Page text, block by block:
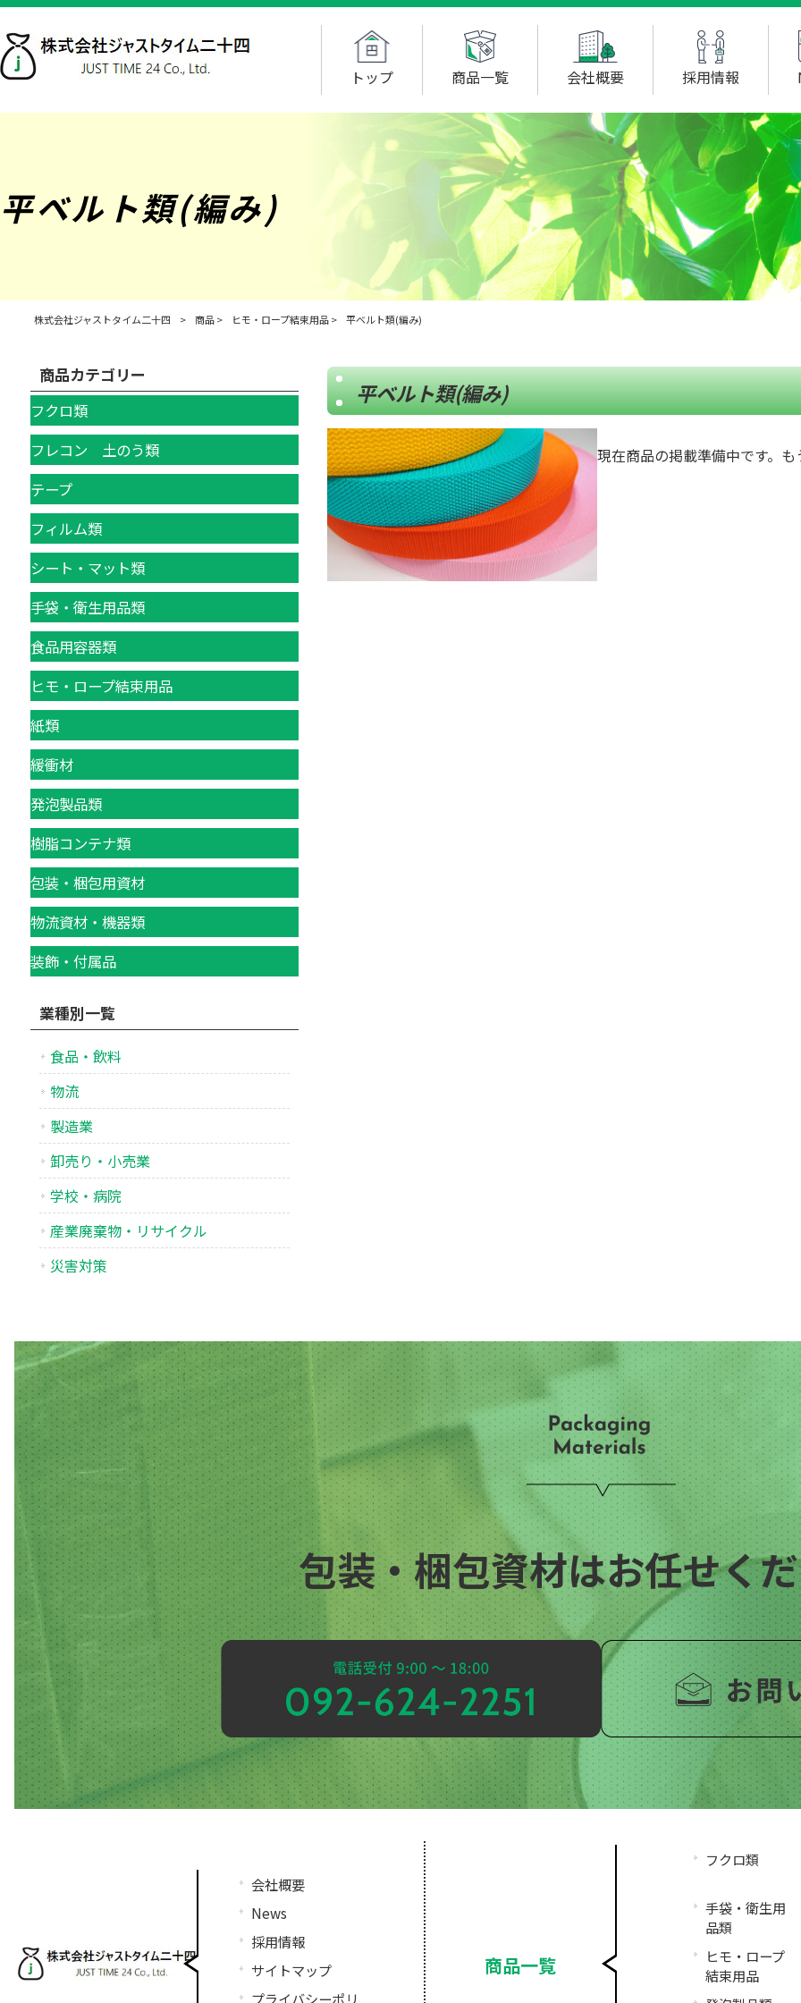
トップ 商品一覧 会社概要 採用情報
平ベルト類(編み)
株式会社ジャストタイム二十四 > 商品> ヒモ・ロープ結束用品> 平ベルト類(編み)
平ベルト類(編み)
現在商品の掲載準備中です。
商品カテゴリー
フクロ類
フレコン 土のう類
テープ
フィルム類
シート・マット類
手袋・衛生用品類
食品用容器類
ヒモ・ロープ結束用品
紙類
緩衝材
発泡製品類
樹脂コンテナ類
包装・梱包用資材
物流資材・機器類
装飾・付属品
業種別一覧
食品・飲料
物流
製造業
卸売り・小売業
学校・病院
産業廃棄物・リサイクル
災害対策
包装・梱包資材はお任せく
会社概要
News
採用情報
サイトマップ
プライバシーポリ
商品一覧
フクロ類
手袋・衛生用
品類
ヒモ・ロープ
結束用品